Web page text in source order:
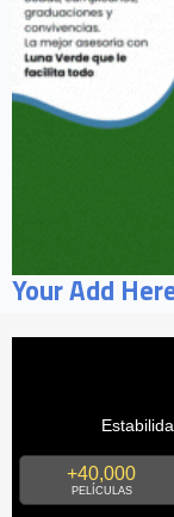
Your Add
+40,000
PELÍCULAS